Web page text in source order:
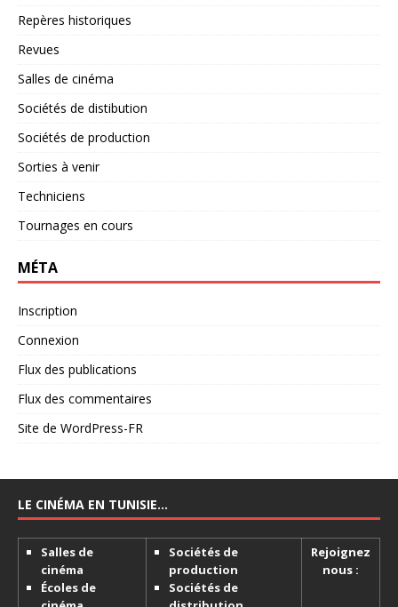
Repères historiques
Revues
Salles de cinéma
Sociétés de distibution
Sociétés de production
Sorties à venir
Techniciens
Tournages en cours
MÉTA
Inscription
Connexion
Flux des publications
Flux des commentaires
Site de WordPress-FR
LE CINÉMA EN TUNISIE…
Salles de
cinéma
Écoles de
Sociétés de
production
Sociétés de
Rejoignez
nous :